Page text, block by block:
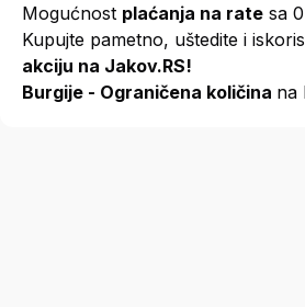
Mogućnost plaćanja na rate sa
Kupujte pametno, uštedite i
akciju na Jakov.RS!
Burgije - Ograničena količina na